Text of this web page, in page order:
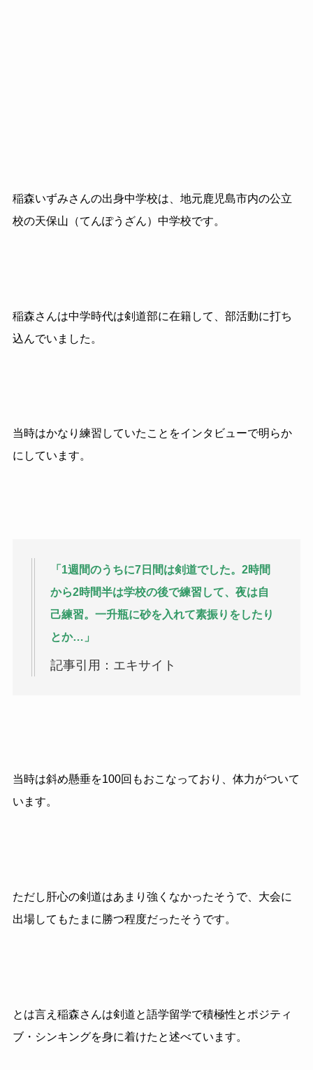
稲森いずみさんの出身中学校は、地元鹿児島市内の公立
校の天保山（てんぽうざん）中学校です。
稲森さんは中学時代は剣道部に在籍して、部活動に打ち
込んでいました。
当時はかなり練習していたことをインタビューで明らか
にしています。
「1週間のうちに7日間は剣道でした。2時間
から2時間半は学校の後で練習して、夜は自
己練習。一升瓶に砂を入れて素振りをしたり
とか…」
記事引用：エキサイト
当時は斜め懸垂を100回もおこなっており、体力がついて
います。
ただし肝心の剣道はあまり強くなかったそうで、大会に
出場してもたまに勝つ程度だったそうです。
とは言え稲森さんは剣道と語学留学で積極性とポジティ
ブ・シンキングを身に着けたと述べています。